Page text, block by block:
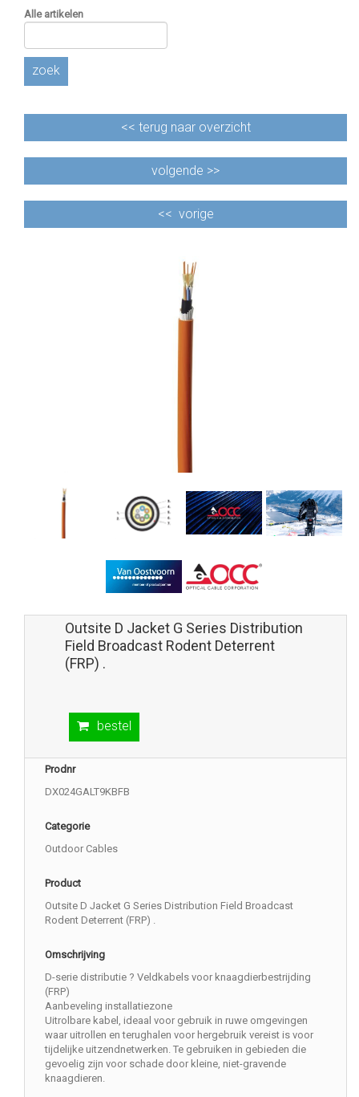
CABLE EQUIPEMENTS
Alle artikelen
zoek
<< terug naar overzicht
volgende >>
<< vorige
Outsite D Jacket G Series Distribution
Field Broadcast Rodent Deterrent
(FRP) .
bestel
Prodnr
DX024GALT9KBFB
Categorie
Outdoor Cables
Product
Outsite D Jacket G Series Distribution Field Broadcast
Rodent Deterrent (FRP) .
Omschrijving
D-serie distributie ? Veldkabels voor knaagdierbestrijding
(FRP)
Aanbeveling installatiezone
Uitrolbare kabel, ideaal voor gebruik in ruwe omgevingen
waar uitrollen en terughalen voor hergebruik vereist is voor
tijdelijke uitzendnetwerken. Te gebruiken in gebieden die
gevoelig zijn voor schade door kleine, niet-gravende
knaagdieren.